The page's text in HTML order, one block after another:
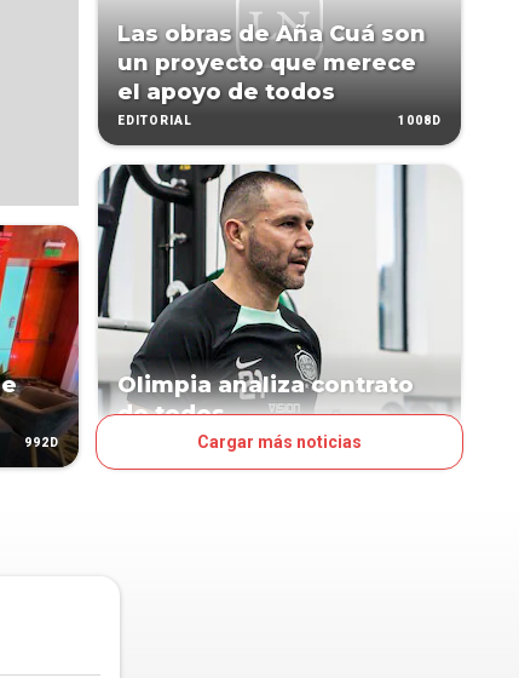
992D
Las obras de Aña Cuá son
un proyecto que merece
el apoyo de todos
EDITORIAL 1008D
Olimpia analiza contrato
de todos
Cargar más noticias